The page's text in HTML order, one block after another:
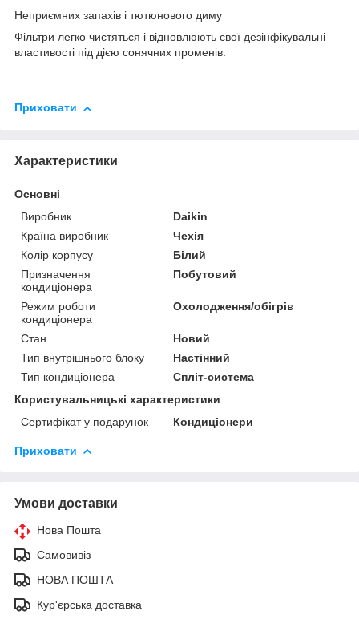
Неприємних запахів і тютюнового диму
Фільтри легко чистяться і відновлюють свої дезінфікувальні
властивості під дією сонячних променів.
Приховати
Характеристики
Основні
Виробник
Daikin
Країна виробник
Чехія
Колір корпусу
Білий
Призначення
кондиціонера
Побутовий
Режим роботи
кондиціонера
Охолодження/обігрів
Стан
Новий
Тип внутрішнього блоку
Настінний
Тип кондиціонера
Спліт-система
Користувальницькі характеристики
Сертифікат у подарунок
Кондиціонери
Приховати
Умови доставки
Нова Пошта
Самовивіз
НОВА ПОШТА
Кур'єрська доставка